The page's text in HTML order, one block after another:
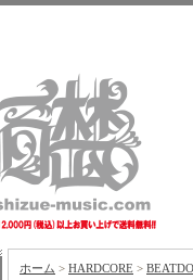
ホーム > HARDCORE >